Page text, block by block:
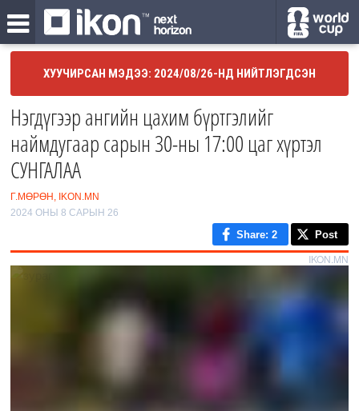
ХУУЧИРСАН МЭДЭЭ: 2024/08/26-НД НИЙТЛЭГДСЭН
Нэгдүгээр ангийн цахим бүртгэлийг
наймдугаар сарын 30-ны 17:00 цаг хүртэл
СУНГАЛАА
Г.МӨРӨН, IKON.MN
2024 ОНЫ 8 САРЫН 26
Share: 2 Post
IKON.MN